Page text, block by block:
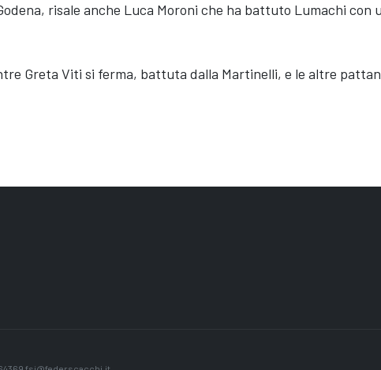
risale anche Luca Moroni che ha battuto Lumachi con
Greta Viti si ferma, battuta dalla Martinelli, e le altre
20: guidano Vincenti e Zito